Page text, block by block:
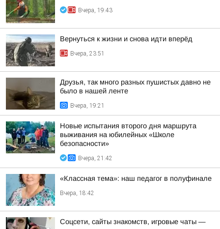
Вчера, 19:43
Вернуться к жизни и снова идти вперёд
Вчера, 23:51
Друзья, так много разных пушистых давно не
было в нашей ленте
Вчера, 19:21
Новые испытания второго дня маршрута
выживания на юбилейных «Школе
безопасности»
Вчера, 21:42
«Классная тема»: наш педагог в полуфинале
Вчера, 18:42
Соцсети, сайты знакомств, игровые чаты —